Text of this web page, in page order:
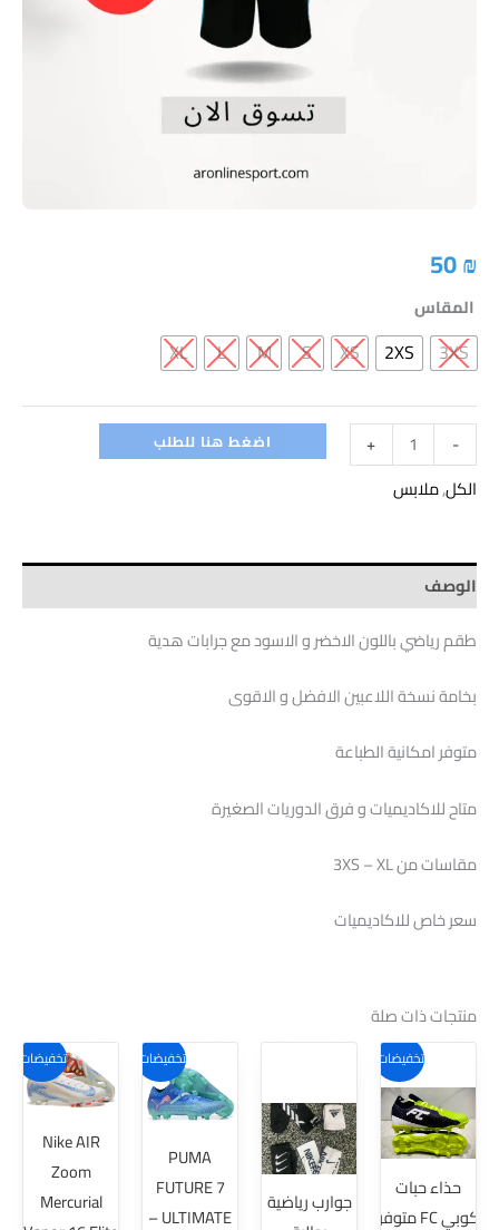
50₪
المقاس
3XS
2XS
XS
S
M
L
XL
-
+ اضغط هنا للطلب
الكل,ملابس
الوصف
طقم رياضي باللون الاخضر و الاسود مع جرابات هدية
بخامة نسخة اللاعبين الافضل و الاقوى
متوفر امكانية الطباعة
متاح للاكاديميات و فرق الدوريات الصغيرة
مقاسات من 3XS – XL
سعر خاص للاكاديميات
منتجات ذات صلة
تخفيضات!
حذاء حبات
كوبي FC متوفر
هناك
العديد
من
الأشكال
المختلفة
لهذا
جوارب رياضية
من
الأشكال
المختلفة
لهذا
تخفيضات!
PUMA
FUTURE 7
ULTIMATE –
هناك
العديد
من
الأشكال
المختلفة
لهذا
تخفيضات!
Nike AIR
Zoom
Mercurial
هناك
العديد
من
الأشكال
المختلفة
لهذا